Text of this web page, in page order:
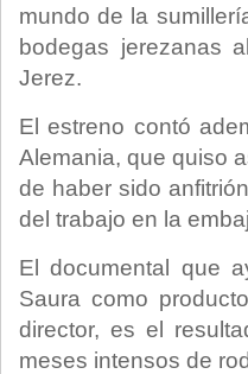
mundo de la
bodegas jerezanas
Jerez.
El estreno contó
Alemania, que quiso
de haber sido
del trabajo en la
El documental que
Saura como
director, es el
meses intensos de